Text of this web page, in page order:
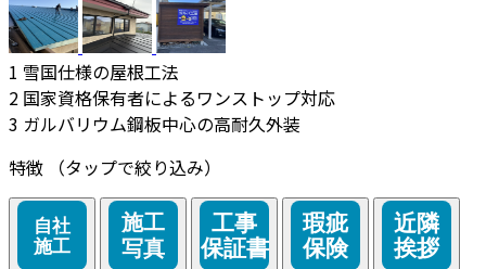
1 雪国仕様の屋根工法
2 国家資格保有者によるワンストップ対応
3 ガルバリウム鋼板中心の高耐久外装
特徴
（タップで絞り込み）